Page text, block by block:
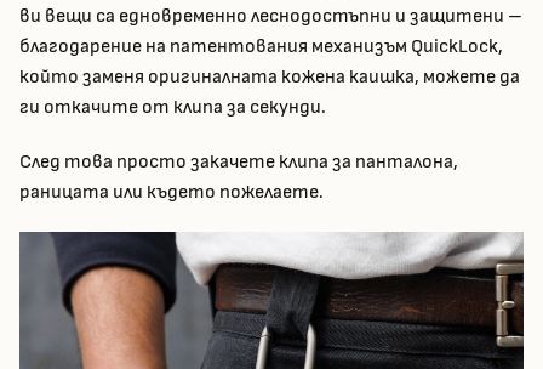
ви вещи са едновременно леснодостъпни и защитени –
благодарение на патентования механизъм QuickLock,
който заменя оригиналната кожена каишка, можете да
ги откачите от клипа за секунди.
След това просто закачете клипа за панталона,
раницата или където пожелаете.